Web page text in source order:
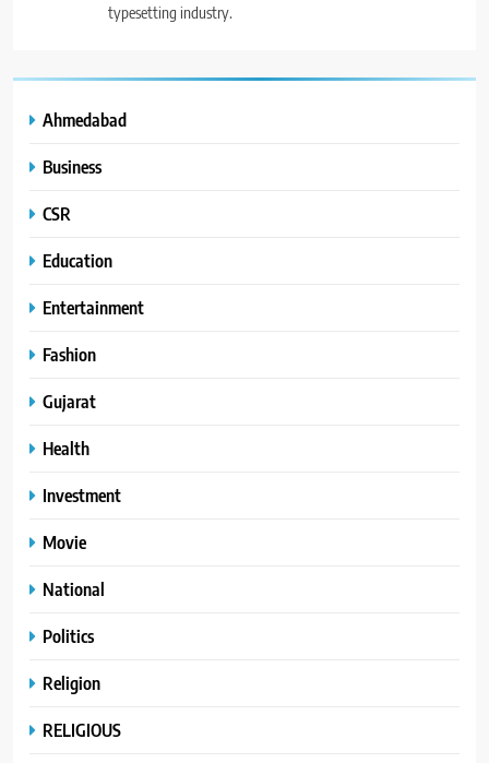
typesetting industry.
Ahmedabad
Business
CSR
Education
Entertainment
Fashion
Gujarat
Health
Investment
Movie
National
Politics
Religion
RELIGIOUS